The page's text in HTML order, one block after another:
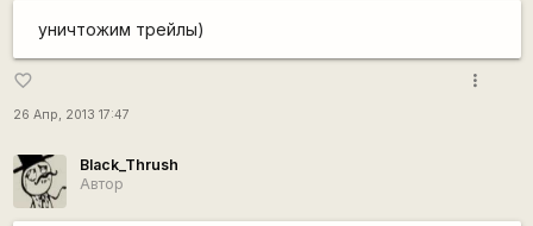
уничтожим трейлы)
favorite_border
26 Апр, 2013 17:47
more_vert
Black_Thrush
Автор